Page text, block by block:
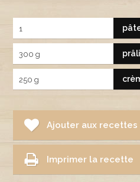
1
300 g
250 g
Ajouter aux
Imprimer la recette